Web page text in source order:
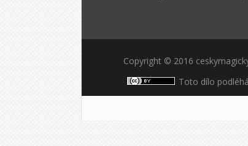
Copyright © 2016
Toto dílo